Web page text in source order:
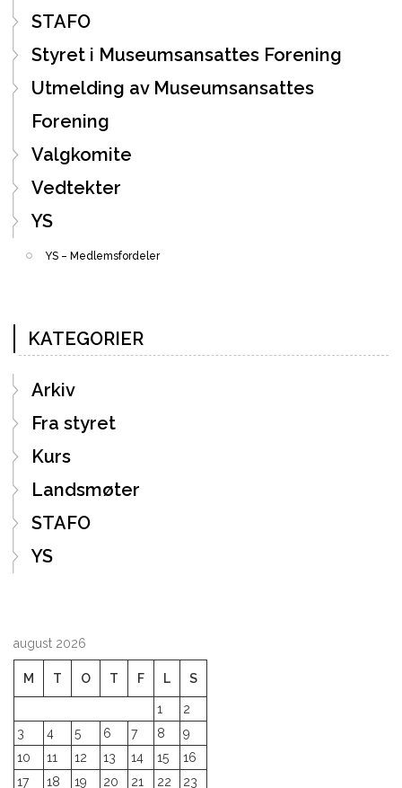
STAFO
Styret i Museumsansattes Forening
Utmelding av Museumsansattes
Forening
Valgkomite
Vedtekter
YS
YS – Medlemsfordeler
KATEGORIER
Arkiv
Fra styret
Kurs
Landsmøter
STAFO
YS
august 2026
M T O T F L S
1
2
3
4 5 6 7 8
9
10
11 12 13 14 15
16
17
18 19 20 21 22 23